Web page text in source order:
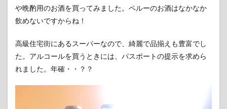
や晩酌用のお酒を買ってみました。ペルーのお酒はなかなか
飲めないですからね！
高級住宅街にあるスーパーなので、綺麗で品揃えも豊富でし
た。アルコールを買うときには、パスポートの提示を求めら
れました。年確・・？？